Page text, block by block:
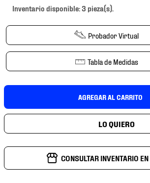
Inventario disponible: 3 pieza(s).
Probador Virtual
Tabla de Medidas
AGREGAR AL CARRITO
CONSULTAR INVENTARIO
7.
chivas